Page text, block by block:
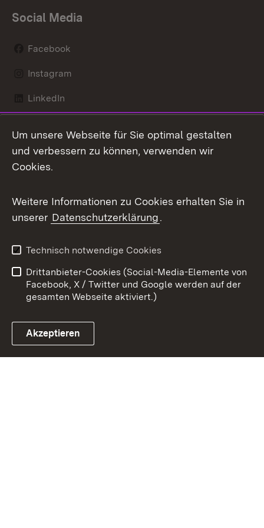
Social Media
Facebook
Instagram
LinkedIn
X / Twitter
Youtube
Link zum Landesportal
Kontakt
Datenschutz
Barrierefreiheit
Impressum
Cookies
Um unsere Webseite für Sie optimal gestalten
und verbessern zu können, verwenden wir
Cookies.
Weitere Informationen zu Cookies erhalten Sie in
unserer Datenschutzerklärung.
Technisch notwendige Cookies
Drittanbieter-Cookies (Social-Media-Elemente von
Facebook, X / Twitter und Google werden auf der
gesamten Webseite aktiviert.)
Akzeptieren